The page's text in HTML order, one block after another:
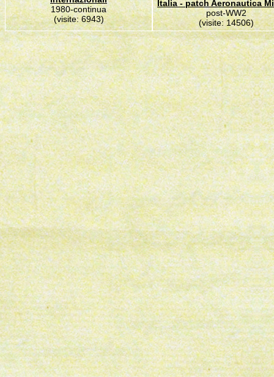
1980-continua
(visite: 6943)
Italia - patch Aeronautica
post-WW2
(visite: 14506)